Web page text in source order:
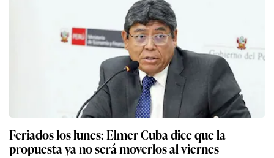
Feriados los lunes: Elmer Cuba dice que la
propuesta ya no será moverlos al viernes